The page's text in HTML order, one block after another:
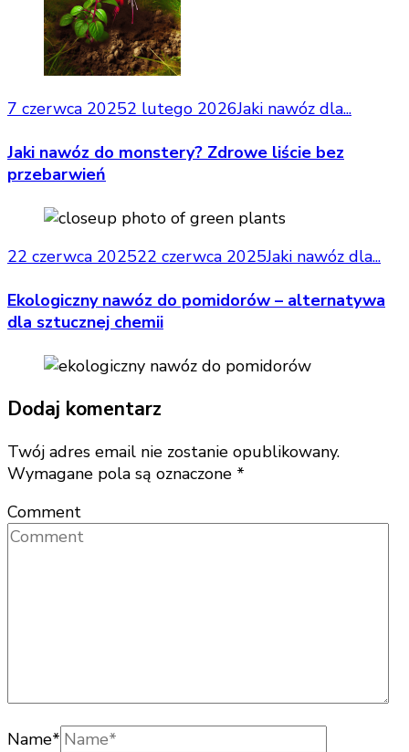
7 czerwca 20252 lutego 2026Jaki nawóz dla...
Jaki nawóz do monstery? Zdrowe liście bez
przebarwień
22 czerwca 202522 czerwca 2025Jaki nawóz dla...
Ekologiczny nawóz do pomidorów – alternatywa
dla sztucznej chemii
Dodaj komentarz
Twój adres email nie zostanie opublikowany.
Wymagane pola są oznaczone *
Comment
Name*